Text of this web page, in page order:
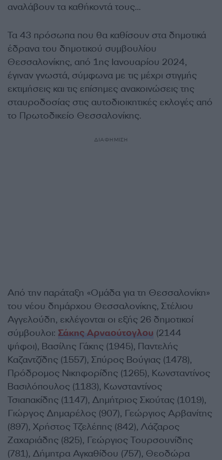
αναλάβουν τα καθήκοντά τους…
Τα 43 πρόσωπα που θα καθίσουν στα δημοτικά
έδρανα του δημοτικού συμβουλίου
Θεσσαλονίκης, από 1ης Ιανουαρίου 2024,
έγιναν γνωστά, σύμφωνα με τις μέχρι στιγμής
εκτιμήσεις και τις επίσημες ανακοινώσεις της
σταυροδοσίας στις αυτοδιοικητικές εκλογές από
το Πρωτοδικείο Θεσσαλονίκης.
ΔΙΑΦΗΜΙΣΗ
Από την παράταξη «Ομάδα για τη Θεσσαλονίκη»
του νέου δημάρχου Θεσσαλονίκης, Στέλιου
Αγγελούδη, εκλέγονται οι εξής 26 δημοτικοί
σύμβουλοι: Σάκης Αρναούτογλου (2144
ψήφοι), Βασίλης Γάκης (1945), Παντελής
Καζαντζίδης (1557), Σπύρος Βούγιας (1478),
Πρόδρομος Νικηφορίδης (1265), Κωνσταντίνος
Βασιλόπουλος (1183), Κωνσταντίνος
Τσιαπακίδης (1147), Δημήτριος Σκούτας (1019),
Γιώργος Δημαρέλος (907), Γεώργιος Αρβανίτης
(897), Χρήστος Τζελέπης (842), Λάζαρος
Ζαχαριάδης (825), Γεώργιος Τουρσουνίδης
(781), Δήμητρα Αγκαθίδου (757), Θεοδώρα